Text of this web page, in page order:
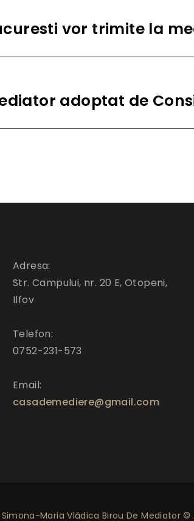
vor trimite la
adoptat de
Adresa:
Str. Campului, nr. 20 E, Otopeni,
Ilfov
Telefon:
0752-231-573
Email:
casademediere@gmail.com
Simona-Maria Vlădica Birou De Mediator